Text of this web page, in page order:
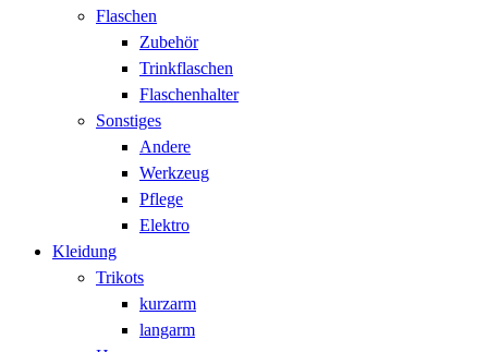
Flaschen
Zubehör
Trinkflaschen
Flaschenhalter
Sonstiges
Andere
Werkzeug
Pflege
Elektro
Kleidung
Trikots
kurzarm
langarm